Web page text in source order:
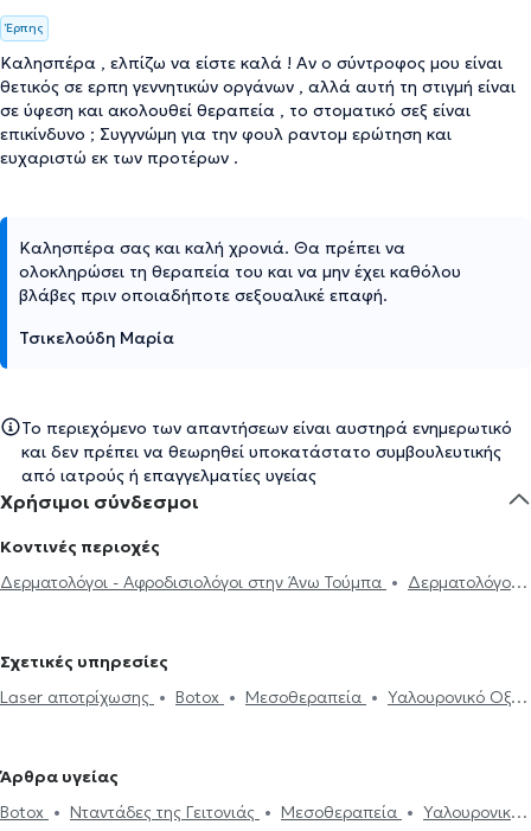
Έρπης
Καλησπέρα , ελπίζω να είστε καλά ! Αν ο σύντροφος μου είναι
θετικός σε ερπη γεννητικών οργάνων , αλλά αυτή τη στιγμή είναι
σε ύφεση και ακολουθεί θεραπεία , το στοματικό σεξ είναι
επικίνδυνο ; Συγγνώμη για την φουλ ραντομ ερώτηση και
ευχαριστώ εκ των προτέρων .
Καλησπέρα σας και καλή χρονιά. Θα πρέπει να
ολοκληρώσει τη θεραπεία του και να μην έχει καθόλου
βλάβες πριν οποιαδήποτε σεξουαλικέ επαφή.
Τσικελούδη Μαρία
Το περιεχόμενο των απαντήσεων είναι αυστηρά ενημερωτικό
και δεν πρέπει να θεωρηθεί υποκατάστατο συμβουλευτικής
από ιατρούς ή επαγγελματίες υγείας
Χρήσιμοι σύνδεσμοι
Κοντινές περιοχές
Δερματολόγοι - Αφροδισιολόγοι στην Άνω Τούμπα
Δερματολόγοι -
Δερματολόγοι - Αφροδισιολόγοι στη Σταυρούπολη
Αφροδισιολόγοι στην Περαία
Σχετικές υπηρεσίες
Laser αποτρίχωσης
Botox Μεσοθεραπεία
Υαλουρονικό Οξύ -
σμηγματορροϊκής δερματίτιδας
Ιατρικές βεβαιώσεις
Πιστοποιητικά υγείας για εργασία
Άρθρα υγείας
Botox
Νταντάδες της Γειτονιάς Μεσοθεραπεία
Υαλουρονικό